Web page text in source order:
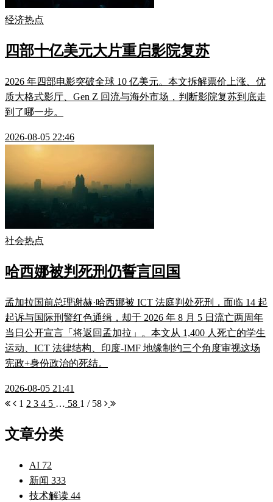
经济热点
四部十亿美元大片重启影院复苏
2026 年四部电影突破全球 10 亿美元。本文拆解票价上涨、优
质大格式影厅、Gen Z 回流与海外市场，判断影院复苏到底走
到了哪一步。
2026-08-05 22:46
社会热点
哈西娜被判死刑仍誓言回国
孟加拉国前总理谢赫·哈西娜被 ICT 法庭判处死刑，面临 14 起
起诉与国际刑警红色通缉，却于 2026 年 8 月 5 日流亡两周年
当日公开宣言「将返回孟加拉」。本文从 1,400 人死亡的学生
运动、ICT 法律结构、印度-IMF 地缘制约三个角度审视这场
宪政+身份政治的死结。
2026-08-05 21:41
1 2 3 4 5 … 58 1 / 58
文章分类
AI 72
新闻 333
技术解读 44